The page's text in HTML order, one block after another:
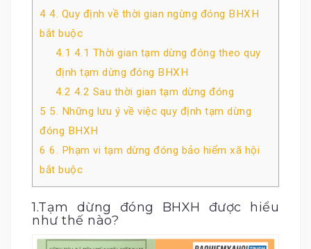
4 4. Quy định về thời gian ngừng đóng BHXH
bắt buộc
4.1 4.1 Thời gian tạm dừng đóng theo quy
định tạm dừng đóng BHXH
4.2 4.2 Sau thời gian tạm dừng đóng
5 5. Những lưu ý về việc quy định tạm dừng
đóng BHXH
6 6. Phạm vi tạm dừng đóng bảo hiểm xã hội
bắt buộc
1.Tạm dừng đóng BHXH được hiểu
như thế nào?